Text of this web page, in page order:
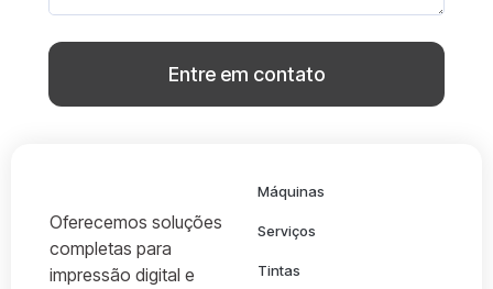
Entre em contato
Oferecemos soluções
completas para
impressão digital e
Máquinas
Serviços
Tintas